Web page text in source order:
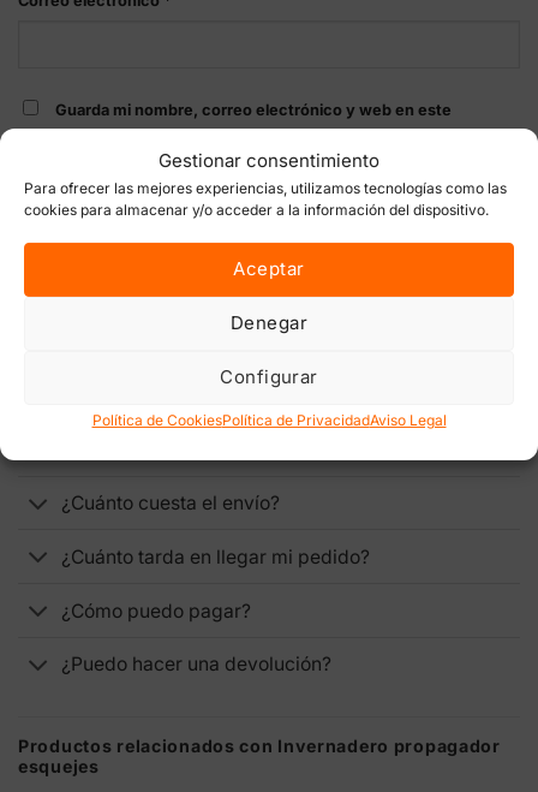
Gestionar consentimiento
Para ofrecer las mejores experiencias, utilizamos tecnologías como las
cookies para almacenar y/o acceder a la información del dispositivo.
Aceptar
Denegar
Configurar
Política de CookiesPolítica de PrivacidadAviso Legal
Guarda mi nombre, correo electrónico y web en este
ENVÍOS, DEVOLUCIONES Y PAGOS
¿Cuánto cuesta el envío?
¿Cuánto tarda en llegar mi pedido?
¿Cómo puedo pagar?
¿Puedo hacer una devolución?
Productos relacionados con Invernadero propagador
esquejes